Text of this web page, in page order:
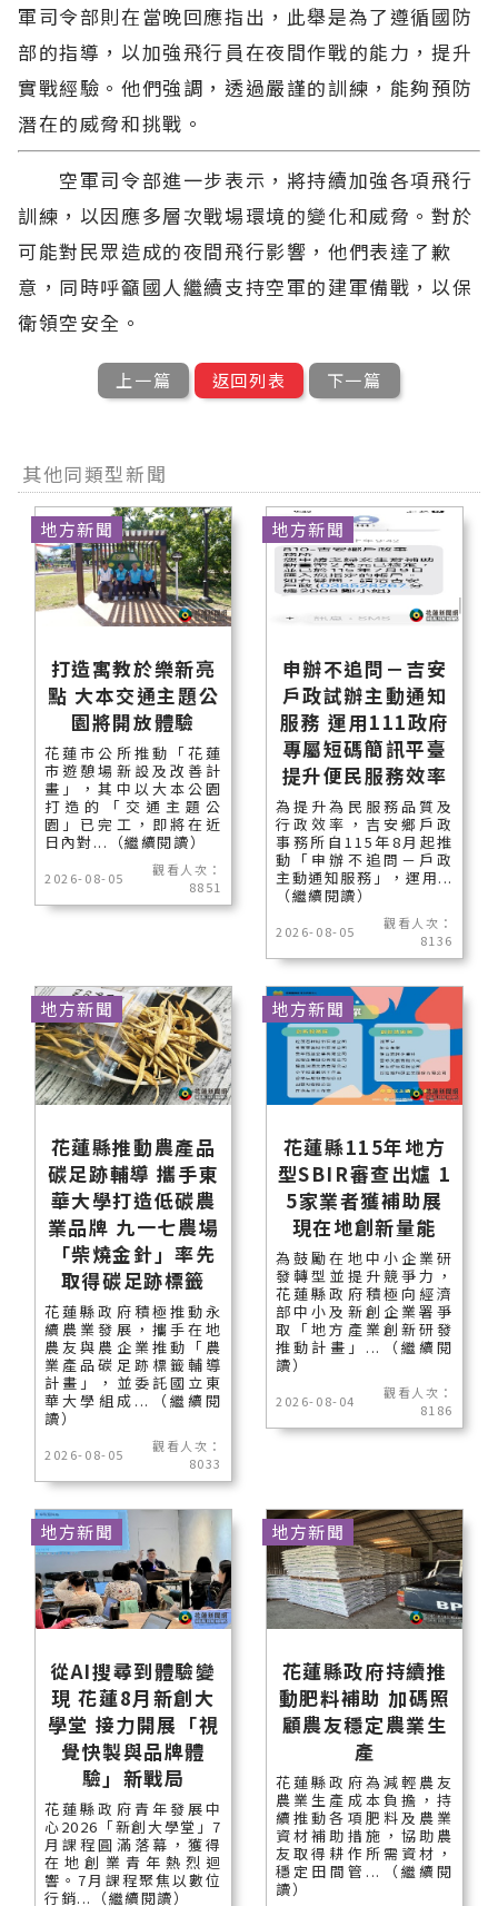
軍司令部則在當晚回應指出，此舉是為了遵循國防
部的指導，以加強飛行員在夜間作戰的能力，提升
實戰經驗。他們強調，透過嚴謹的訓練，能夠預防
潛在的威脅和挑戰。
空軍司令部進一步表示，將持續加強各項飛行
訓練，以因應多層次戰場環境的變化和威脅。對於
可能對民眾造成的夜間飛行影響，他們表達了歉
意，同時呼籲國人繼續支持空軍的建軍備戰，以保
衛領空安全。
上一篇 返回列表 下一篇
其他同類型新聞
打造寓教於樂新亮
點 大本交通主題公
園將開放體驗
花蓮市公所推動「花蓮
市遊憩場新設及改善計
畫」，其中以大本公園
打造的「交通主題公
園」已完工，即將在近
日內對...（繼續閱讀）
2026-08-05
觀看人次：
8851
地方新聞
申辦不追問－吉安
戶政試辦主動通知
服務 運用111政府
專屬短碼簡訊平臺
提升便民服務效率
為提升為民服務品質及
行政效率，吉安鄉戶政
事務所自115年8月起推
動「申辦不追問－戶政
主動通知服務」，運用...
（繼續閱讀）
2026-08-05
觀看人次：
8136
地方新聞
花蓮縣推動農產品
碳足跡輔導 攜手東
華大學打造低碳農
業品牌 九一七農場
「柴燒金針」率先
取得碳足跡標籤
花蓮縣政府積極推動永
續農業發展，攜手在地
農友與農企業推動「農
業產品碳足跡標籤輔導
計畫」，並委託國立東
華大學組成...（繼續閱
讀）
2026-08-05
觀看人次：
8033
地方新聞
花蓮縣115年地方
型SBIR審查出爐 1
5家業者獲補助展
現在地創新量能
為鼓勵在地中小企業研
發轉型並提升競爭力，
花蓮縣政府積極向經濟
部中小及新創企業署爭
取「地方產業創新研發
推動計畫」...（繼續閱
讀）
2026-08-04
觀看人次：
8186
地方新聞
從AI搜尋到體驗變
現 花蓮8月新創大
學堂 接力開展「視
覺快製與品牌體
驗」新戰局
花蓮縣政府青年發展中
心2026「新創大學堂」7
月課程圓滿落幕，獲得
在地創業青年熱烈迴
響。7月課程聚焦以數位
行銷...（繼續閱讀）
地方新聞
花蓮縣政府持續推
動肥料補助 加碼照
顧農友穩定農業生
產
花蓮縣政府為減輕農友
農業生產成本負擔，持
續推動各項肥料及農業
資材補助措施，協助農
友取得耕作所需資材，
穩定田間管...（繼續閱
讀）
地方新聞